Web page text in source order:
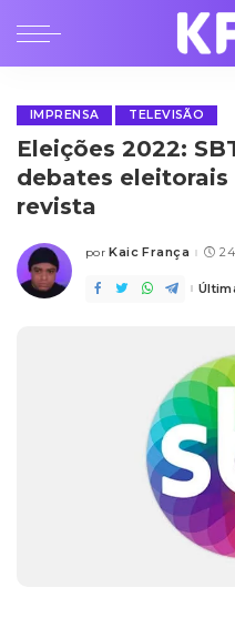
IMPRENSA TELEVISÃO
Eleições 2022:
debates
revista
Posted
por Kaic França